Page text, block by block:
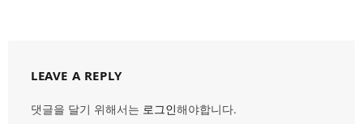
LEAVE A REPLY
댓글을 달기 위해서는 로그인해야합니다.